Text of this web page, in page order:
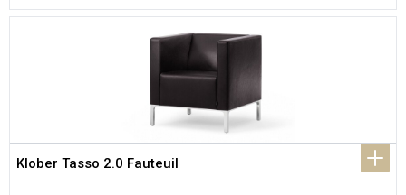
Klober Tasso 2.0 Fauteuil